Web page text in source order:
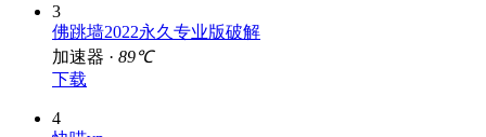
3
佛跳墙2022永久专业版破解
加速器 · 89℃
下载
4